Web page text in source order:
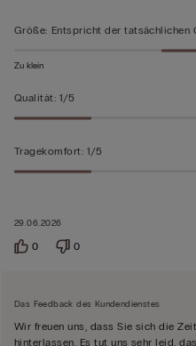
29.06.2026
Größe: Entspricht der tatsächlichen
Zu klein
Qualität: 1/5
Tragekomfort: 1/5
0 0
Das Feedback des Kundendienstes
Wir freuen uns, dass Sie sich die
hinterlassen. Es tut uns sehr leid,